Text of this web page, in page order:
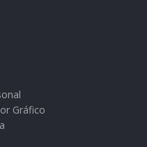
Gráfico